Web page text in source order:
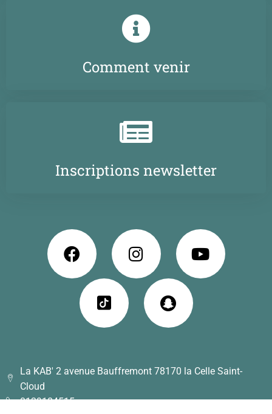
Comment venir
Inscriptions newsletter
La KAB' 2 avenue Bauffremont 78170 la Celle Saint-
Cloud
0139184515